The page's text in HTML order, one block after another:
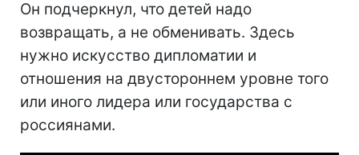
Он подчеркнул, что детей надо
возвращать, а не обменивать. Здесь
нужно искусство дипломатии и
отношения на двустороннем уровне того
или иного лидера или государства с
россиянами.